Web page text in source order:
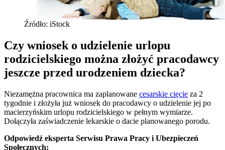
Źródło: iStock
Czy wniosek o udzielenie urlopu
rodzicielskiego można złożyć pracodawcy
jeszcze przed urodzeniem dziecka?
Niezamężna pracownica ma zaplanowane cesarskie cięcie za 2
tygodnie i złożyła już wniosek do pracodawcy o udzielenie jej po
macierzyńskim urlopu rodzicielskiego w pełnym wymiarze.
Dołączyła zaświadczenie lekarskie o dacie planowanego porodu.
Odpowiedź eksperta Serwisu Prawa Pracy i Ubezpieczeń
Społecznych: